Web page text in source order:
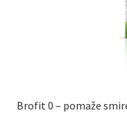
Brofit 0 – pomaže